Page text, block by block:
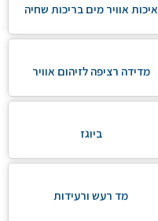
איכות אוויר מים בריכות שחיה
מדידה רציפה לזיהום אוויר
ביוגז
מד רעש ורעידות